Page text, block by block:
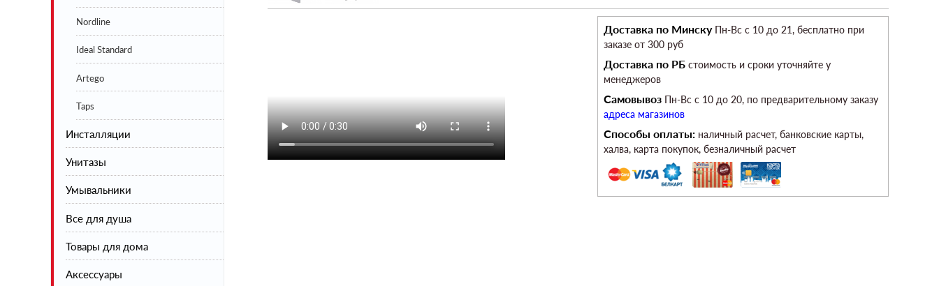
Доставка по МинскуПн-Вс c 10 до 21, бесплатно при
заказе от 300 руб
Доставка по РБ стоимость и сроки уточняйте у
менеджеров
Самовывоз Пн-Вс c 10 до 20, по предварительному заказу
адреса магазинов
Способы оплаты: наличный расчет, банковские карты,
халва, карта покупок, безналичный расчет
Nordline
Ideal Standard
Artego
Taps
Инсталляции
Унитазы
Напольные
Подвесные
Инсталляции
Умывальники
Все для душа
Душевая коллекция
Шторы на ванну
Товары для дома
Сушилки для белья
Аксессуары